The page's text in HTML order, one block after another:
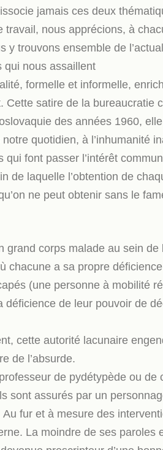
jamais ces deux
travail, nous apprécions, à
y trouvons ensemble de
qui nous assaillent
formelle et informelle,
Cette satire de la bureaucratie
des années 1960,
quotidien, à l’inhumanité
qui font passer l’intérêt
de laquelle l’obtention de
ne peut obtenir sans le
grand corps malade au sein
chacune a sa propre
(une personne à mobilité
déficience de leur pouvoir de
cette autorité lacunaire
de l’absurde.
de pydétypède ou
sont assurés par un
fur et à mesure des
La moindre de ses paroles